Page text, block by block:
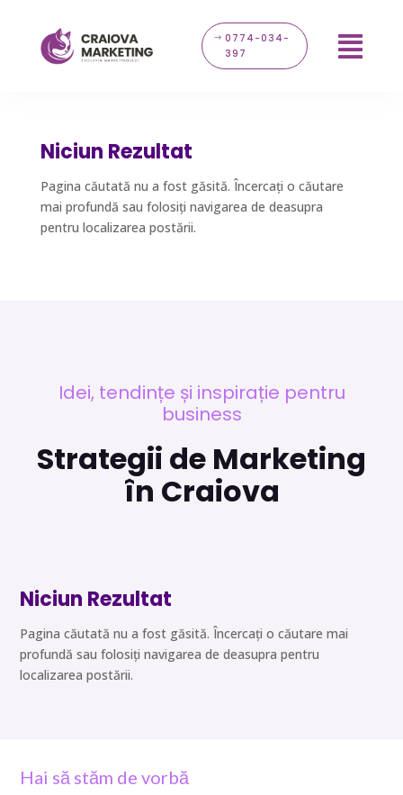
0774-034-
397

Niciun Rezultat
Pagina căutată nu a fost găsită. Încercați o căutare
mai profundă sau folosiți navigarea de deasupra
pentru localizarea postării.
Idei, tendințe și inspirație pentru
business
Strategii de Marketing
în Craiova
Niciun Rezultat
Pagina căutată nu a fost găsită. Încercați o căutare mai
profundă sau folosiți navigarea de deasupra pentru
localizarea postării.
Hai să stăm de vorbă